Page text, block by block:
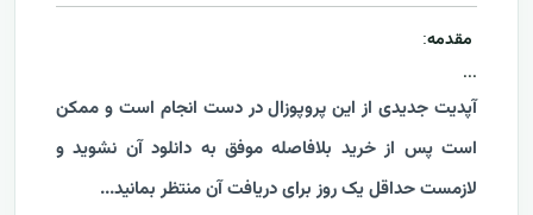
مقدمه:
...
آپدیت جدیدی از این پروپوزال در دست انجام است و ممکن
است پس از خرید بلافاصله موفق به دانلود آن نشوید و
لازمست حداقل یک روز برای دریافت آن منتظر بمانید...